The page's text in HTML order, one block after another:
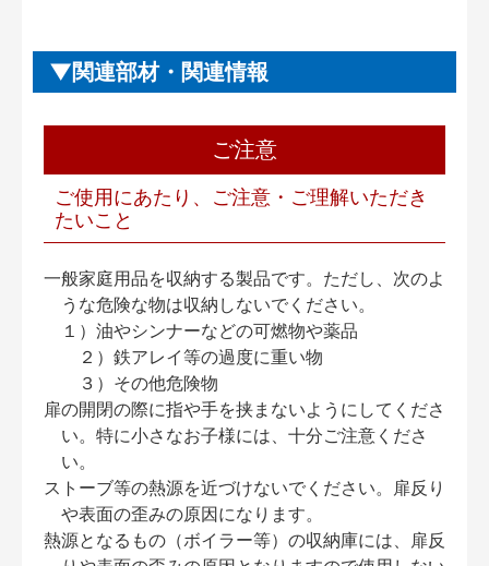
関連部材・関連情報
ご注意
ご使用にあたり、ご注意・ご理解いただき
たいこと
一般家庭用品を収納する製品です。ただし、次のよ
うな危険な物は収納しないでください。
１）油やシンナーなどの可燃物や薬品
２）鉄アレイ等の過度に重い物
３）その他危険物
扉の開閉の際に指や手を挟まないようにしてくださ
い。特に小さなお子様には、十分ご注意くださ
い。
ストーブ等の熱源を近づけないでください。扉反り
や表面の歪みの原因になります。
熱源となるもの（ボイラー等）の収納庫には、扉反